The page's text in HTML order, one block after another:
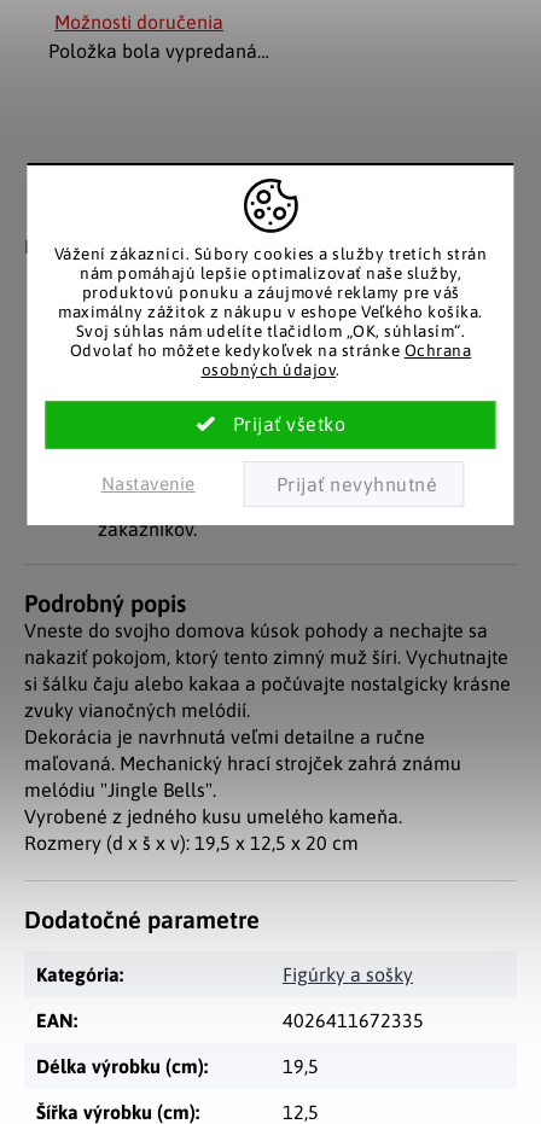
Vážení zákazníci. Súbory cookies a služby tretích strán
nám pomáhajú lepšie optimalizovať naše služby,
produktovú ponuku a záujmové reklamy pre váš
maximálny zážitok z nákupu v eshope Veľkého košíka.
Svoj súhlas nám udelíte tlačidlom „OK, súhlasím“.
Odvolať ho môžete kedykoľvek na stránke Ochrana
osobných údajov.
Nastavenie
Možnosti doručenia
Položka bola vypredaná…
Záruka spokojnosti
Nakupujete bez obáv, férové
​​konanie v každej situácii.
Katalóg v tlačenej
podobe
Stálym zákazníkom
posielame papierový
katalóg do schránky.
Pozitívne ohlasy
zákazníkov
Za desiatky rokov na trhu
máme tisíce spokojných
zákazníkov.
EÚ distribúcia
Značkový tovar s garanciou
pôvodu. Rýchle odoslanie z
Česka.
Podrobný popis
Vneste do svojho domova kúsok pohody a nechajte sa
nakaziť pokojom, ktorý tento zimný muž šíri. Vychutnajte
si šálku čaju alebo kakaa a počúvajte nostalgicky krásne
zvuky vianočných melódií.
Dekorácia je navrhnutá veľmi detailne a ručne
maľovaná. Mechanický hrací strojček zahrá známu
melódiu "Jingle Bells".
Vyrobené z jedného kusu umelého kameňa.
Rozmery (d x š x v): 19,5 x 12,5 x 20 cm
Dodatočné parametre
Kategória: Figúrky a sošky
EAN: 4026411672335
Délka výrobku (cm): 19,5
Šířka výrobku (cm): 12,5